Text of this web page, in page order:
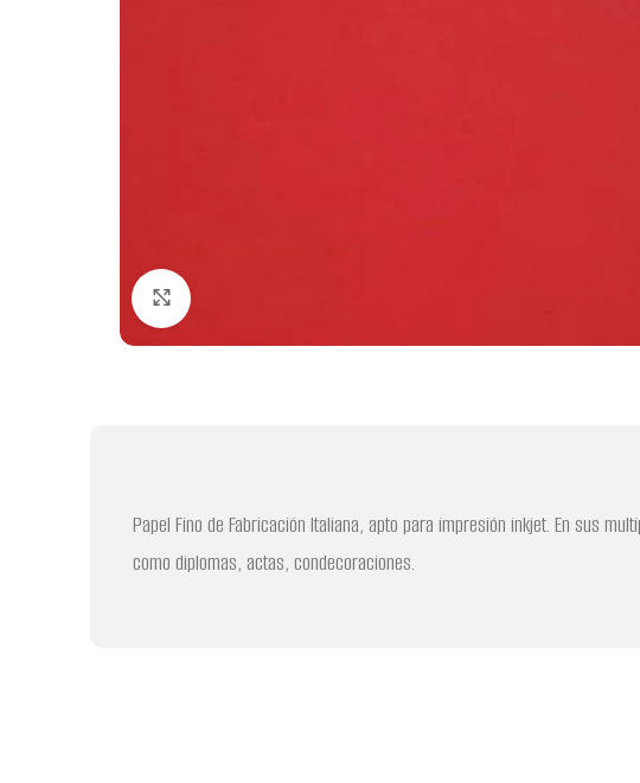
Papel Fino de Fabricación Italiana, apto para impresión inkjet. En sus
como diplomas, actas, condecoraciones.